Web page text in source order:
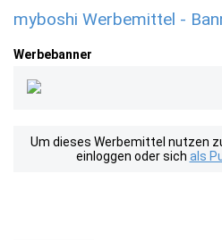
myboshi Werbemittel -
Werbebanner
Um dieses Werbemittel nutzen
einloggen oder sich als